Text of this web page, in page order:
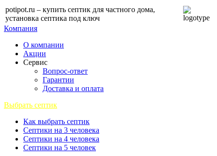
potipot.ru – купить септик для частного дома,
установка септика под ключ
Компания
О компании
Акции
Сервис
Вопрос-ответ
Гарантии
Доставка и оплата
Выбрать септик
Как выбрать септик
Септики на 3 человека
Септики на 4 человека
Септики на 5 человек